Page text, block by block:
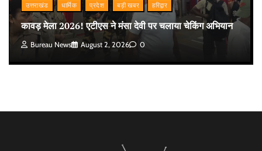
उत्तराखंड धार्मिक प्रदेश बड़ी खबर हरिद्वार
कावड़ मेला 2026! एटीएस ने मंसा देवी पर चलाया चेकिंग अभियान
Bureau News August 2, 2026 0